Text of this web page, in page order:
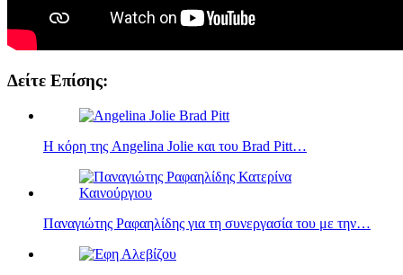
Δείτε Επίσης:
Η κόρη της Angelina Jolie και του Brad Pitt…
Παναγιώτης Ραφαηλίδης για τη συνεργασία του με την…